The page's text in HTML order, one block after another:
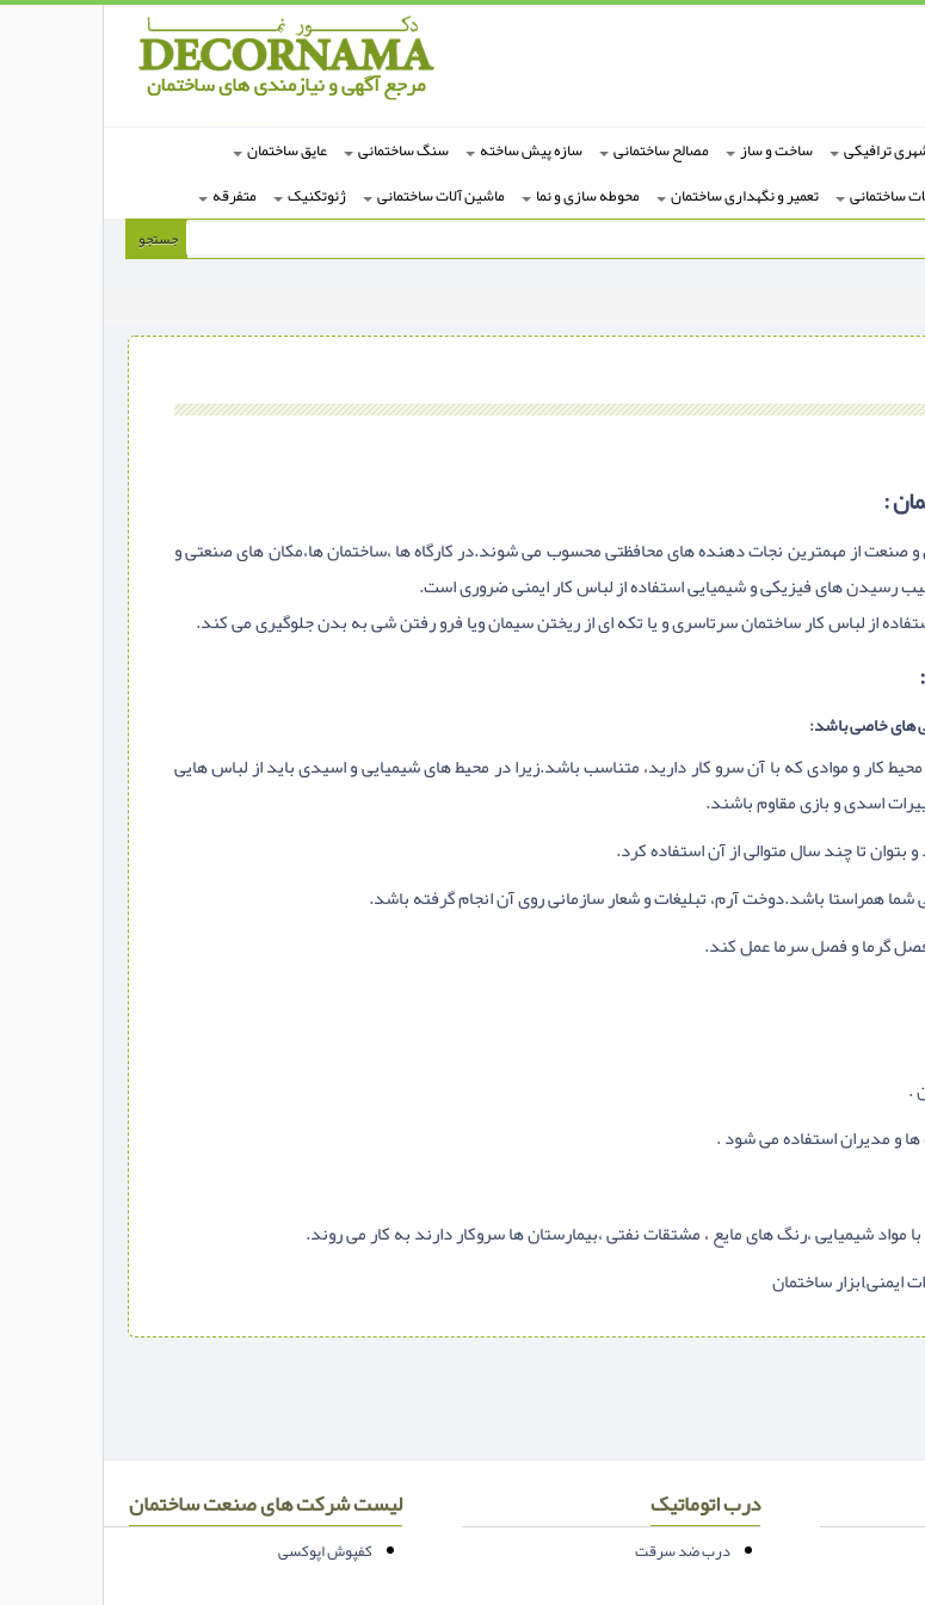
ترافیکی ساخت و ساز مصالح ساختمانی سازه پیش ساخته سنگ ساختمانی
عایق ساختمان
ساختمانی تعمیر و نگهداری ساختمان محوطه سازی و نما ماشین آلات ساختمانی ژئوتکنیک متفرقه
جستجو
:
و صنعت از مهمترین نجات دهنده های محافظتی محسوب می شوند.در کارگاه ها ،ساختمان ها،مکان های صنعتی و
رسیدن های فیزیکی و شیمیایی استفاده از لباس کار ایمنی ضروری است.
از لباس کار ساختمان سرتاسری و یا تکه ای از ریختن سیمان ویا فرو رفتن شی به بدن جلوگیری می کند.
های خاصی باشد:
کار و موادی که با آن سرو کار دارید، متناسب باشد.زیرا در محیط های شیمیایی و اسیدی باید از لباس هایی
اسدی و بازی مقاوم باشند.
.
و مدیران استفاده می شود .
شیمیایی ،رنگ های مایع ، مشتقات نفتی ،بیمارستان ها سروکار دارند به کار می روند.
ایمنی,ابزار ساختمان
درب اتوماتیک
درب ضد سرقت
لیست شرکت های صنعت ساختمان
کفپوش اپوکسی